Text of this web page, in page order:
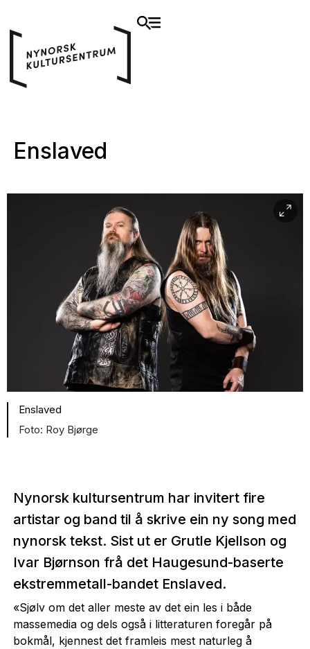
Enslaved
Enslaved
Roy Bjørge
Nynorsk kultursentrum har invitert fire
artistar og band til å skrive ein ny song med
nynorsk tekst. Sist ut er Grutle Kjellson og
Ivar Bjørnson frå det Haugesund-baserte
ekstremmetall-bandet Enslaved.
«Sjølv om det aller meste av det ein les i både
massemedia og dels også i litteraturen foregår på
bokmål, kjennest det framleis mest naturleg å